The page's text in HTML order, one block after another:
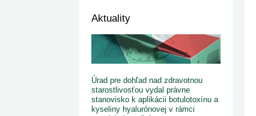
Aktuality
Úrad pre dohľad nad zdravotnou
starostlivosťou vydal právne
stanovisko k aplikácii botulotoxínu a
kyseliny hyalurónovej v rámci